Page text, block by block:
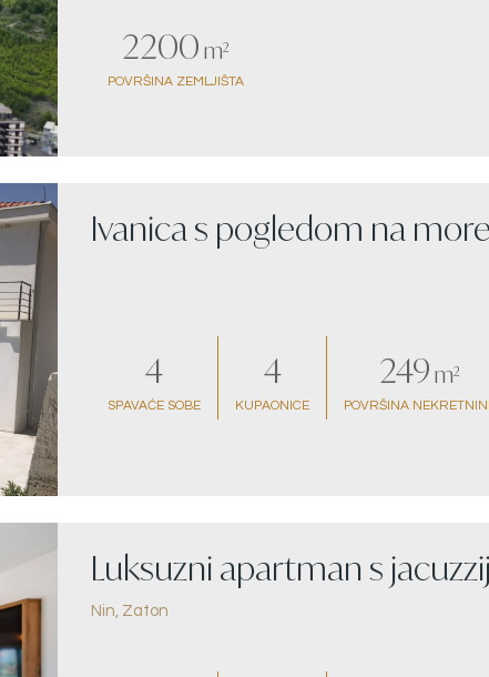
2200 m²
POVRŠINA ZEMLJIŠTA
Ivanica s pogledom na more
4
SPAVAĆE SOBE
4
KUPAONICE
249 m²
POVRŠINA
Luksuzni apartman s
more
Nin, Zaton